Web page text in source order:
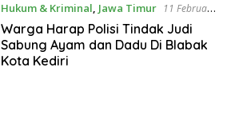
Hukum & Kriminal, Jawa Timur
11 Februari
2023
Warga Harap Polisi Tindak Judi
Sabung Ayam dan Dadu Di Blabak
Kota Kediri